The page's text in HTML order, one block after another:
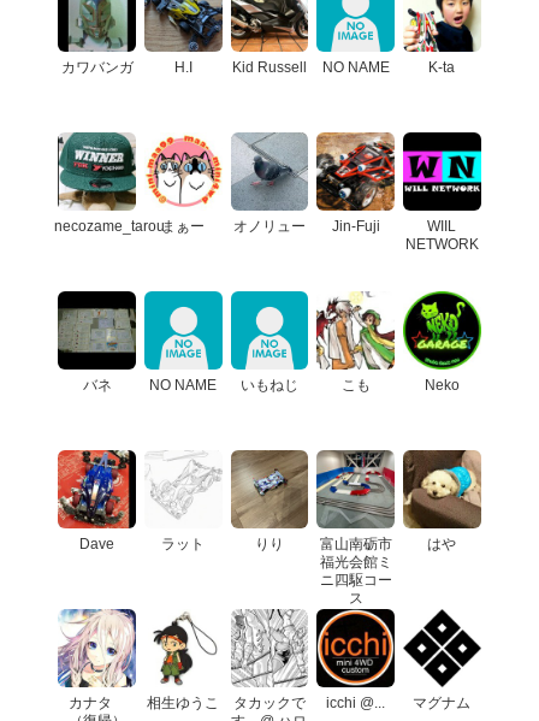
カワバンガ H.I Kid Russell NO NAME K-ta
necozame_tarouまぁー オノリュー Jin-Fuji
WIIL
NETWORK
バネ NO NAME いもねじ こも Neko
Dave ラット りり
富山南砺市
福光会館ミ
ニ四駆コー
ス
はや
カナタ
相生ゆうこ
タカックで
icchi @... マグナム